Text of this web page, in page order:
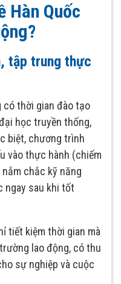
Hàn Quốc
tập trung thực
có thời gian đào tạo
học truyền thống,
biệt, chương trình
vào thực hành (chiếm
chắc kỹ năng
ngay sau khi tốt
tiết kiệm thời gian mà
lao động, có thu
sự nghiệp và cuộc